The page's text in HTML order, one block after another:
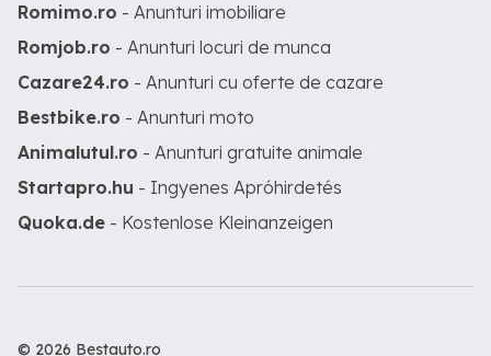
Romimo.ro - Anunturi imobiliare
Romjob.ro - Anunturi locuri de munca
Cazare24.ro - Anunturi cu oferte de cazare
Bestbike.ro - Anunturi moto
Animalutul.ro - Anunturi gratuite animale
Startapro.hu - Ingyenes Apróhirdetés
Quoka.de - Kostenlose Kleinanzeigen
© 2026 Bestauto.ro